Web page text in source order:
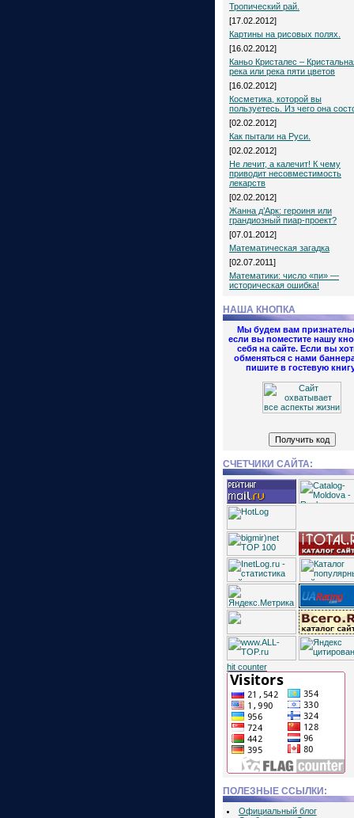
Тропический рай.
[17.02.2012]
Картины на рисовых полях.
[16.02.2012]
Каньо Кристалес –
река или река пяти цветов
[16.02.2012]
Косметика, которой вы
пользуетесь. Из чего она
[02.02.2012]
Как пытали на Руси.
[02.02.2012]
Не лечит, а калечит! К чему
приводит несовместимость
лекарств
[02.02.2012]
Жанна д’Арк: героиня или
грандиозный пиар-проект?
[07.01.2012]
Математическая загадка
[02.07.2011]
Математики: число «пи» —
историческая ошибка!
НАША КНОПКА
Мы будем вам
если вы поместите нашу
себя на сайте. Если вы
обменяться с нами
пишите в гостевую
СЧЕТЧИКИ САЙТА:
hit counter
ПОЛЕЗНЫЕ ССЫЛКИ:
Официальный блог